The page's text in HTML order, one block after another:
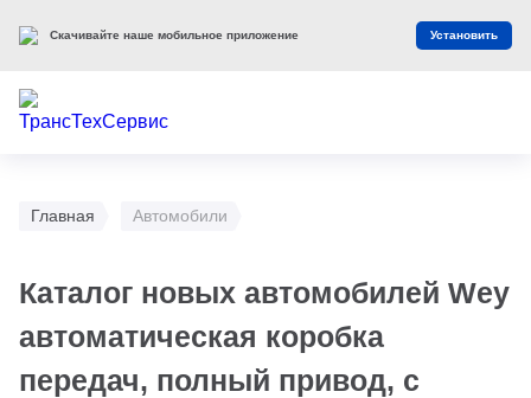
Главная Автомобили
Каталог новых автомобилей Wey
автоматическая коробка
передач, полный привод, с
Скачивайте наше мобильное приложение Установить